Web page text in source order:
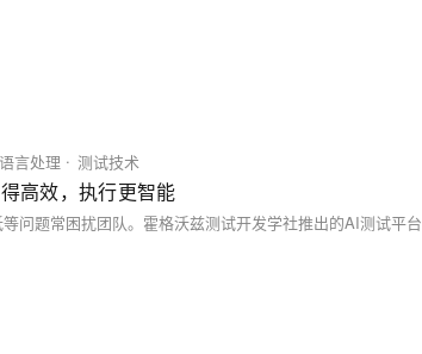
言处理 测试技术
高效，执行更智能